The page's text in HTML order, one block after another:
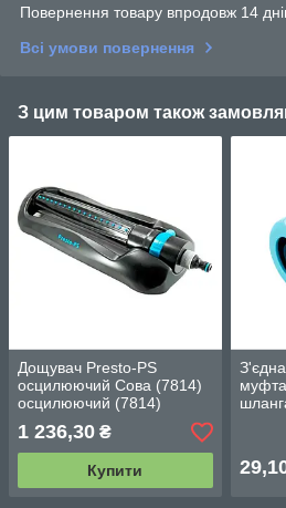
Повернення товару впродовж 14
Всі умови повернення
З цим товаром також
Дощувач Presto-PS
осцилюючий Сова (7814)
осцилюючий (7814)
1 236,30 ₴
Купити